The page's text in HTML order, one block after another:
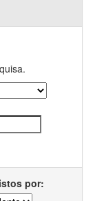
por: